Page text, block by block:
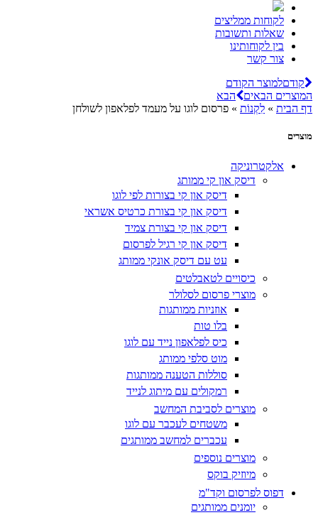
לקוחות ממליצים
שאלות ותשובות
בין לקוחותינו
צור קשר
קודםלמוצר הקודם
המוצרים הבאים
הבא
דף הבית » לִקְנוֹת » פרסום לוגו על מעמד לפלאפון לשולחן
מוצרים
אלקטרוניקה
דיסק און קי ממותג
דיסק און קי בצורות לפי לוגו
דיסק און קי בצורת כרטיס אשראי
דיסק און קי בצורת צמיד
דיסק און קי רגיל לפרסום
עט עם דיסק אונקי ממותג
כיסויים לטאבלטים
מוצרי פרסום לסלולר
אוזניות ממותגות
בלו טות
כיס לפלאפון נייד עם לוגו
מוט סלפי ממותג
סוללות הטענה ממותגות
רמקולים עם מיתוג לנייד
מוצרים לסביבת המחשב
משטחים לעכבר עם לוגו
עכברים למחשב ממותגים
מוצרים נוספים
מיוזיק בוקס
דפוס לפרסום וקד"מ
יומנים ממותגים